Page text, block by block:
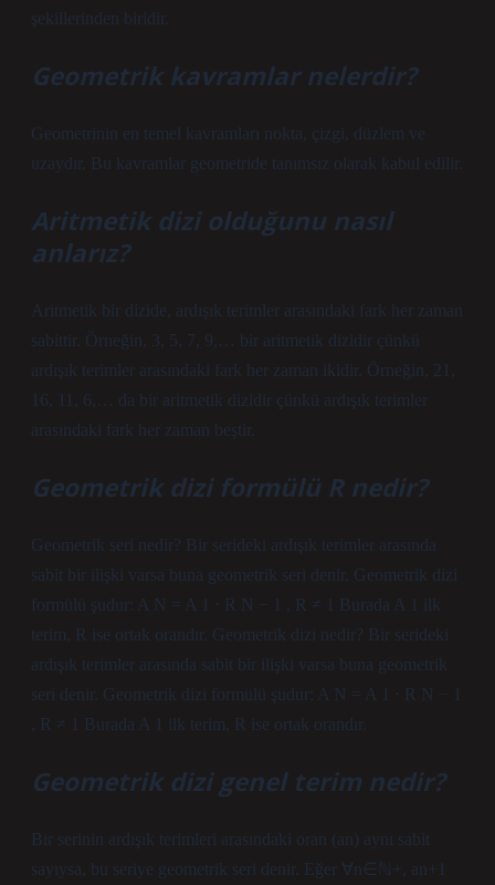
şekillerinden biridir.
Geometrik kavramlar nelerdir?
Geometrinin en temel kavramları nokta, çizgi, düzlem ve
uzaydır. Bu kavramlar geometride tanımsız olarak kabul edilir.
Aritmetik dizi olduğunu nasıl
anlarız?
Aritmetik bir dizide, ardışık terimler arasındaki fark her zaman
sabittir. Örneğin, 3, 5, 7, 9,… bir aritmetik dizidir çünkü
ardışık terimler arasındaki fark her zaman ikidir. Örneğin, 21,
16, 11, 6,… da bir aritmetik dizidir çünkü ardışık terimler
arasındaki fark her zaman beştir.
Geometrik dizi formülü R nedir?
Geometrik seri nedir? Bir serideki ardışık terimler arasında
sabit bir ilişki varsa buna geometrik seri denir. Geometrik dizi
formülü şudur: A N = A 1 ⋅ R N − 1 , R ≠ 1 Burada A 1 ilk
terim, R ise ortak orandır. Geometrik dizi nedir? Bir serideki
ardışık terimler arasında sabit bir ilişki varsa buna geometrik
seri denir. Geometrik dizi formülü şudur: A N = A 1 ⋅ R N − 1
, R ≠ 1 Burada A 1 ilk terim, R ise ortak orandır.
Geometrik dizi genel terim nedir?
Bir serinin ardışık terimleri arasındaki oran (an) aynı sabit
sayıysa, bu seriye geometrik seri denir. Eğer ∀n∈ℕ+, an+1